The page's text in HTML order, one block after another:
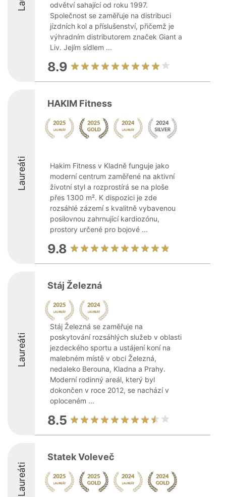
odvětví sahající od roku 1997.
Společnost se zaměřuje na distribuci
jízdních kol a příslušenství, přičemž je
výhradním distributorem značek Giant a
Liv. Jejím sídlem ...
8.9
Laureáti
HAKIM Fitness
Hakim Fitness v Kladně funguje jako
moderní centrum zaměřené na aktivní
životní styl a rozprostírá se na ploše
přes 1300 m². K dispozici je zde
rozsáhlé zázemí s kvalitně vybavenou
posilovnou zahrnující kardiozónu,
prostory určené pro bojové ...
9.8
Laureáti
Stáj Železná
Stáj Železná se zaměřuje na
poskytování rozsáhlých služeb v oblasti
jezdeckého sportu a ustájení koní na
malebném místě v obci Železná,
nedaleko Berouna, Kladna a Prahy.
Moderní rodinný areál, který byl
dokončen v roce 2012, se nachází v
oploceném ...
8.5
Laureáti
Statek Voleveč